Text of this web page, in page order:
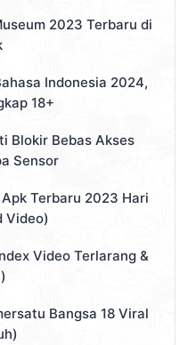
2023 Terbaru di
Indonesia 2024,
18+
Blokir Bebas Akses
Sensor
Terbaru 2023 Hari
Video)
Video Terlarang &
Bangsa 18 Viral